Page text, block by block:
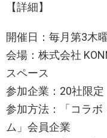
【詳細】
開催日：毎月第3木
会場：株式会社
スペース
参加企業：20社限定
参加方法：「コラボ
ム」会員企業